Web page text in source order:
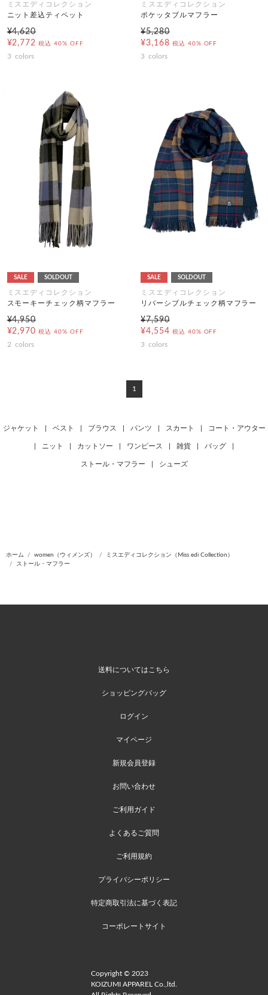
ミスエディコレクション
ニット差込ティペット
¥4,620
¥2,772 税込 40% OFF
3 colors
ミスエディコレクション
ポケッタブルマフラー
¥5,280
¥3,168 税込 40% OFF
3 colors
SALE SOLDOUT
ミスエディコレクション
スモーキーチェック柄マフラー
¥4,950
¥2,970 税込 40% OFF
2 colors
SALE SOLDOUT
ミスエディコレクション
リバーシブルチェック柄マフラー
¥7,590
¥4,554 税込 40% OFF
3 colors
1
ジャケット ベスト ブラウス パンツ スカート コート・アウター
ニット カットソー ワンピース 雑貨 バッグ
ストール・マフラー シューズ
ホーム women（ウィメンズ）
ミスエディコレクション（Miss edi Collection）
ストール・マフラー
送料についてはこちら
ショッピングバッグ
ログイン
マイページ
新規会員登録
お問い合わせ
ご利用ガイド
よくあるご質問
ご利用規約
プライバシーポリシー
特定商取引法に基づく表記
コーポレートサイト
Copyright © 2023
KOIZUMI APPAREL Co.,ltd.